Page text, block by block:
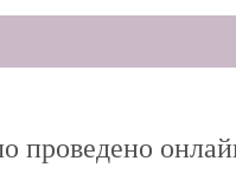
проведено